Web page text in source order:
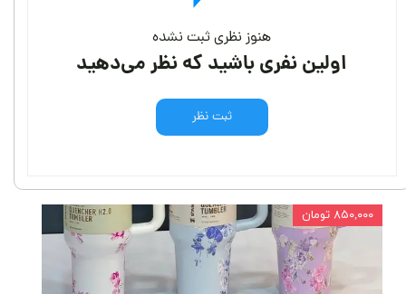
هنوز نظری ثبت نشده
اولین نفری باشید که نظر می‌دهید
ثبت نظر
۸۵۰,۰۰۰ تومان